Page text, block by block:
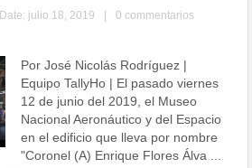
Date: julio 18, 2019
0 commentarios
Por José Nicolás Rodríguez |
Equipo TallyHo | El pasado viernes
12 de junio del 2019, el Museo
Nacional Aeronáutico y del Espacio
en el edificio que lleva por nombre
"Coronel (A) Enrique Flores Álva ...